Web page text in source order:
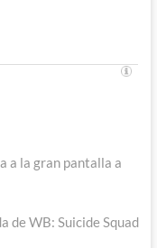
a la gran pantalla a
de WB: Suicide Squad